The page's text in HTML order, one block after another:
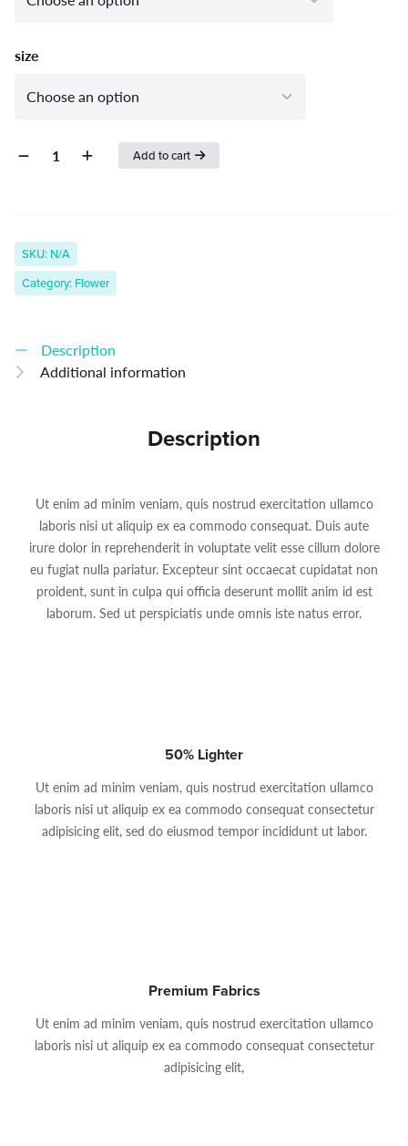
ratings
size
Add to cart
SKU: N/A
Category: Flower
Description
Additional information
Description
Ut enim ad minim veniam, quis nostrud exercitation ullamco
laboris nisi ut aliquip ex ea commodo consequat. Duis aute
irure dolor in reprehenderit in voluptate velit esse cillum dolore
eu fugiat nulla pariatur. Excepteur sint occaecat cupidatat non
proident, sunt in culpa qui officia deserunt mollit anim id est
laborum. Sed ut perspiciatis unde omnis iste natus error.
50% Lighter
Ut enim ad minim veniam, quis nostrud exercitation ullamco
laboris nisi ut aliquip ex ea commodo consequat consectetur
adipisicing elit, sed do eiusmod tempor incididunt ut labor.
Premium Fabrics
Ut enim ad minim veniam, quis nostrud exercitation ullamco
laboris nisi ut aliquip ex ea commodo consequat consectetur
adipisicing elit,